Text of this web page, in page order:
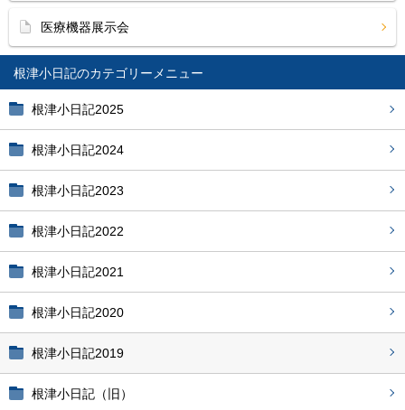
根津小日記
根津小日記2025
根津小日記2024
根津小日記2023
根津小日記2022
根津小日記2021
根津小日記2020
根津小日記2019
根津小日記（旧）
医療機器展示会